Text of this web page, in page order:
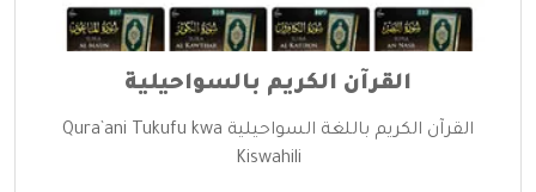
القرآن الكريم بالسواحيلية
القرآن الكريم باللغة السواحيلية Qura`ani Tukufu kwa
Kiswahili